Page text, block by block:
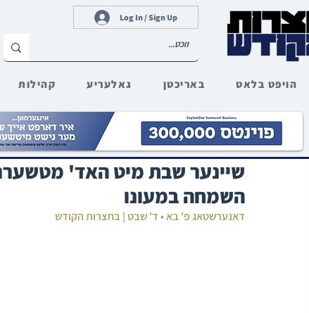
הויפט בלאט באריכטן גאלעריע קהילות
Log In / Sign Up
שיינער שבת מיט האד'
השמחה במעונו
דאנערשטאג פ' בא • ד' שבט | בחצרות הקודש